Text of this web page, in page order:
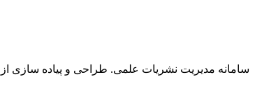
سامانه مدیریت نشریات علمی. طراحی و پیاده سازی از